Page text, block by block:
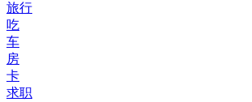
旅行
吃
车
房
卡
求职